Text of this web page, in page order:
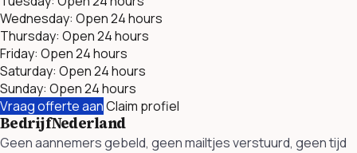
Wednesday: Open 24 hours
Thursday: Open 24 hours
Friday: Open 24 hours
Saturday: Open 24 hours
Sunday: Open 24 hours
Vraag offerte aanClaim profiel
BedrijfNederland
Geen aannemers gebeld, geen mailtjes verstuurd, geen tijd